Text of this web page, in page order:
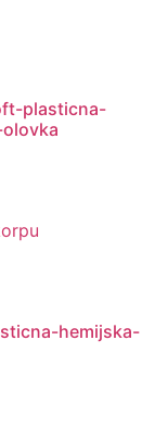
plasticna-
hemijska-